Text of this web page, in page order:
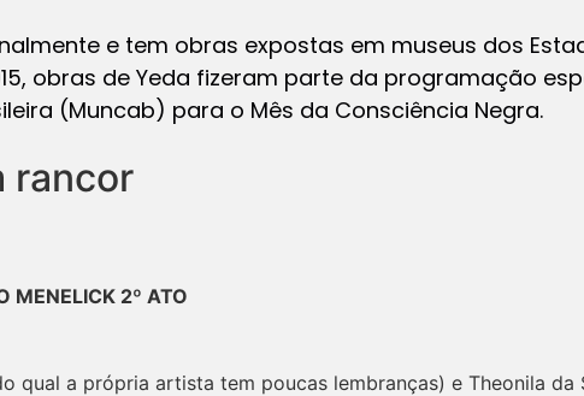
e tem obras expostas em museus dos
obras de Yeda fizeram parte da programação
(Muncab) para o Mês da Consciência Negra.
rancor
2º ATO
qual a própria artista tem poucas lembranças) e Theonila da